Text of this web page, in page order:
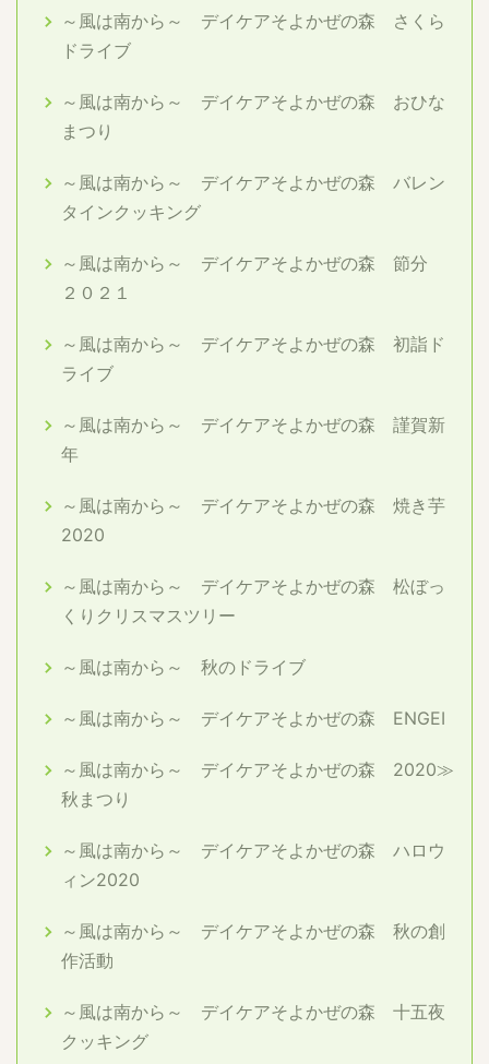
～風は南から～ デイケアそよかぜの森 さくら
ドライブ
～風は南から～ デイケアそよかぜの森 おひな
まつり
～風は南から～ デイケアそよかぜの森 バレン
タインクッキング
～風は南から～ デイケアそよかぜの森 節分
２０２１
～風は南から～ デイケアそよかぜの森 初詣ド
ライブ
～風は南から～ デイケアそよかぜの森 謹賀新
年
～風は南から～ デイケアそよかぜの森 焼き芋
2020
～風は南から～ デイケアそよかぜの森 松ぼっ
くりクリスマスツリー
～風は南から～ 秋のドライブ
～風は南から～ デイケアそよかぜの森 ENGEI
～風は南から～ デイケアそよかぜの森 2020≫
秋まつり
～風は南から～ デイケアそよかぜの森 ハロウ
ィン2020
～風は南から～ デイケアそよかぜの森 秋の創
作活動
～風は南から～ デイケアそよかぜの森 十五夜
クッキング